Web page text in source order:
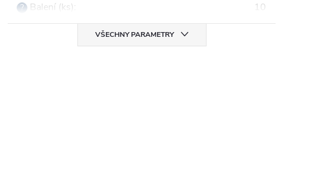
? Balení (ks): 10
VŠECHNY PARAMETRY